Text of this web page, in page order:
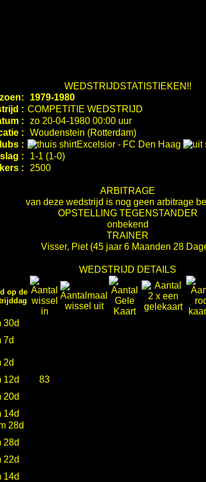
WEDSTRIJDSTATISTIEKEN!!
1979-1980
: COMPETITIE WEDSTRIJD
:
zo 20-04-1980 00:00 uur
:
Woudenstein (Rotterdam)
:
Excelsior - FC Den Haag
:
1-1 (1-0)
:
2500
ARBITRAGE
van deze wedstrijd is nog geen arbitrage
OPSTELLING TEGENSTANDER
onbekend
TRAINER
Visser, Piet (45 jaar 6 Maanden 28
WEDSTRIJD DETAILS
op de
30d
7d
2d
12d
83
20d
14d
28d
28d
22d
14d